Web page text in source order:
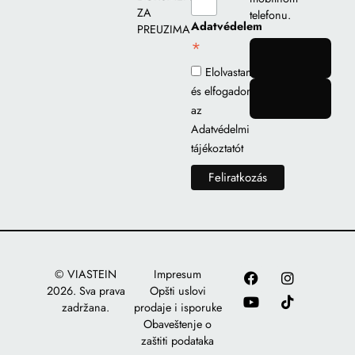
ZA
PREUZIMANJEAdatvédelem
*
Elolvastam
és elfogadom
az
Adatvédelmi
tájékoztatót
telefonu.
© VIASTEIN
2026. Sva prava
zadržana.
Impresum
Opšti uslovi
prodaje i isporuke
Obaveštenje o
zaštiti podataka